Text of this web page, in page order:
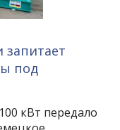
под
кВт передало